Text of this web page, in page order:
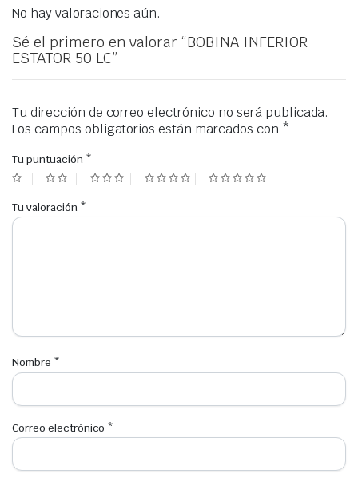
No hay valoraciones aún.
Sé el primero en valorar “BOBINA INFERIOR
ESTATOR 50 LC”
Tu dirección de correo electrónico no será publicada.
Los campos obligatorios están marcados con *
Tu puntuación *
Tu valoración *
Nombre *
Correo electrónico *